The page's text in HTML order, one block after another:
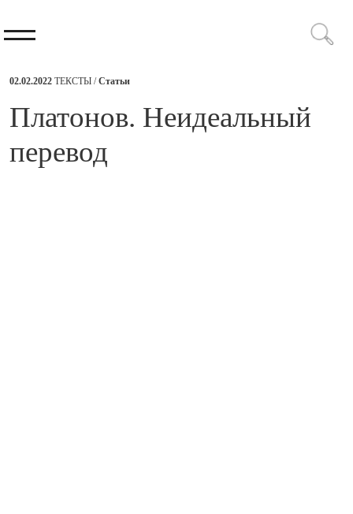
02.02.2022 ТЕКСТЫ /Статьи
​Платонов. Неидеальный
перевод